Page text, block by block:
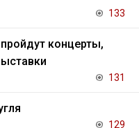
133
концерты,
131
129